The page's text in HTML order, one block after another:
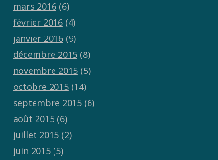
mars 2016(6)
février 2016(4)
janvier 2016(9)
décembre 2015(8)
novembre 2015(5)
octobre 2015(14)
septembre 2015(6)
août 2015(6)
juillet 2015(2)
juin 2015(5)